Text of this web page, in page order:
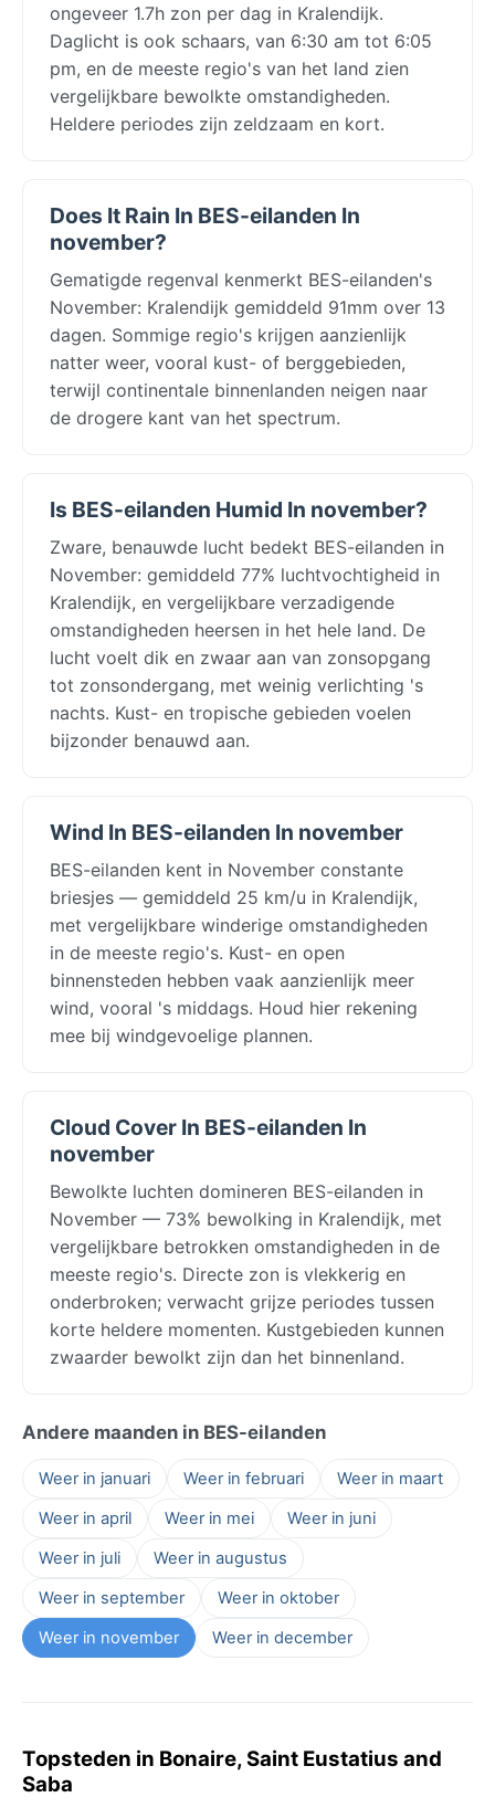
ongeveer 1.7h zon per dag in Kralendijk.
Daglicht is ook schaars, van 6:30 am tot 6:05
pm, en de meeste regio's van het land zien
vergelijkbare bewolkte omstandigheden.
Heldere periodes zijn zeldzaam en kort.
Does It Rain In BES-eilanden In
november?
Gematigde regenval kenmerkt BES-eilanden's
November: Kralendijk gemiddeld 91mm over 13
dagen. Sommige regio's krijgen aanzienlijk
natter weer, vooral kust- of berggebieden,
terwijl continentale binnenlanden neigen naar
de drogere kant van het spectrum.
Is BES-eilanden Humid In november?
Zware, benauwde lucht bedekt BES-eilanden in
November: gemiddeld 77% luchtvochtigheid in
Kralendijk, en vergelijkbare verzadigende
omstandigheden heersen in het hele land. De
lucht voelt dik en zwaar aan van zonsopgang
tot zonsondergang, met weinig verlichting 's
nachts. Kust- en tropische gebieden voelen
bijzonder benauwd aan.
Wind In BES-eilanden In november
BES-eilanden kent in November constante
briesjes — gemiddeld 25 km/u in Kralendijk,
met vergelijkbare winderige omstandigheden
in de meeste regio's. Kust- en open
binnensteden hebben vaak aanzienlijk meer
wind, vooral 's middags. Houd hier rekening
mee bij windgevoelige plannen.
Cloud Cover In BES-eilanden In
november
Bewolkte luchten domineren BES-eilanden in
November — 73% bewolking in Kralendijk, met
vergelijkbare betrokken omstandigheden in de
meeste regio's. Directe zon is vlekkerig en
onderbroken; verwacht grijze periodes tussen
korte heldere momenten. Kustgebieden kunnen
zwaarder bewolkt zijn dan het binnenland.
Andere maanden in BES-eilanden
Weer in januari Weer in februari
Weer in maart
Weer in april
Weer in mei
Weer in juni
Weer in juli
Weer in augustus
Weer in september
Weer in oktober
Weer in november
Weer in december
Topsteden in Bonaire, Saint Eustatius and
Saba